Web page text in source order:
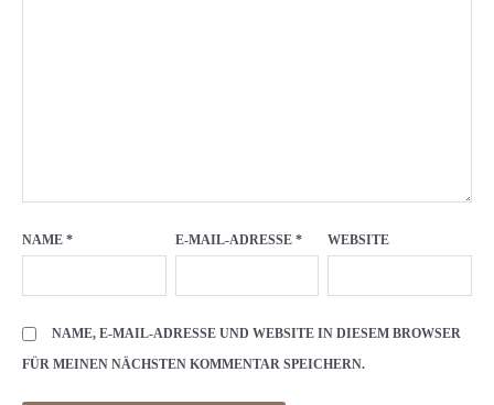
NAME * E-MAIL-ADRESSE * WEBSITE
NAME, E-MAIL-ADRESSE UND WEBSITE IN DIESEM BROWSER
FÜR MEINEN NÄCHSTEN KOMMENTAR SPEICHERN.